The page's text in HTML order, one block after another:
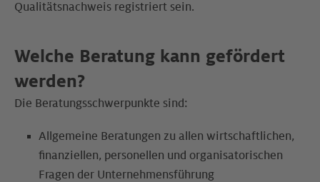
Qualitätsnachweis registriert sein.
Welche Beratung kann gefördert
werden?
Die Beratungsschwerpunkte sind:
Allgemeine Beratungen zu allen wirtschaftlichen,
finanziellen, personellen und organisatorischen
Fragen der Unternehmensführung